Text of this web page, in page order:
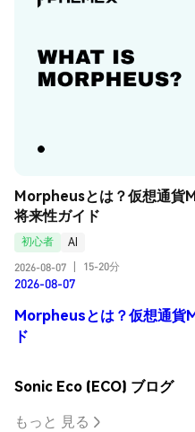
Morpheusとは？仮想通貨
将来性ガイド
初心者
AI
2026-08-07
15-20分
2026-08-07
Morpheusとは？仮想通貨
ド
Sonic Eco (ECO) ブログ
もっと 見る